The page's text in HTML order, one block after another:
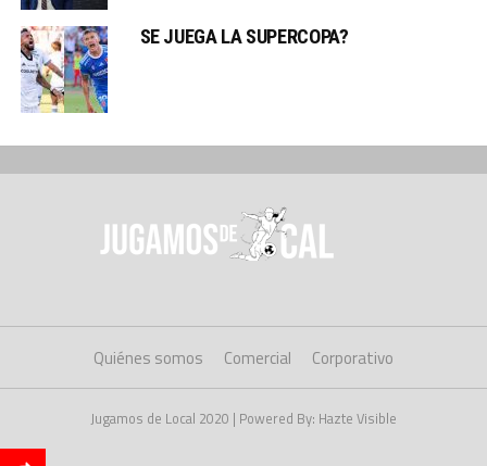
SE JUEGA LA SUPERCOPA?
Quiénes somos Comercial Corporativo
Jugamos de Local 2020 | Powered By: Hazte Visible